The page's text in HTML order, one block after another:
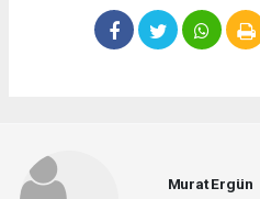
Murat Ergün